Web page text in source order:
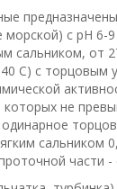
с рН 6-
сальником, от
С) с торцовым
не
сальником
части -